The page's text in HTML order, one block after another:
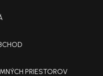
PRIESTOROV